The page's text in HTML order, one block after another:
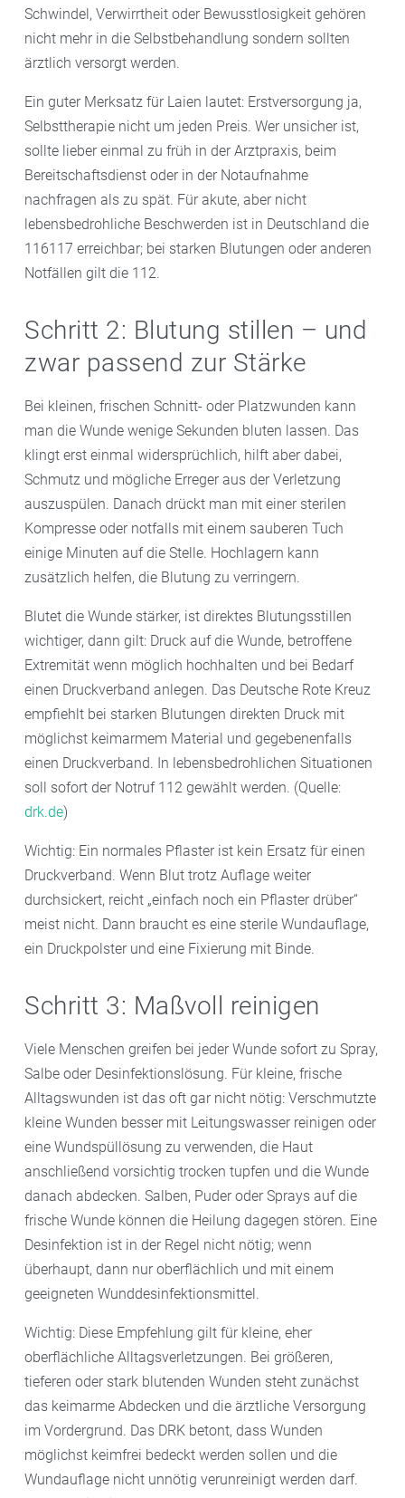
Schwindel, Verwirrtheit oder Bewusstlosigkeit gehören
nicht mehr in die Selbstbehandlung sondern sollten
ärztlich versorgt werden.
Ein guter Merksatz für Laien lautet: Erstversorgung ja,
Selbsttherapie nicht um jeden Preis. Wer unsicher ist,
sollte lieber einmal zu früh in der Arztpraxis, beim
Bereitschaftsdienst oder in der Notaufnahme
nachfragen als zu spät. Für akute, aber nicht
lebensbedrohliche Beschwerden ist in Deutschland die
116117 erreichbar; bei starken Blutungen oder anderen
Notfällen gilt die 112.
Schritt 2: Blutung stillen – und
zwar passend zur Stärke
Bei kleinen, frischen Schnitt- oder Platzwunden kann
man die Wunde wenige Sekunden bluten lassen. Das
klingt erst einmal widersprüchlich, hilft aber dabei,
Schmutz und mögliche Erreger aus der Verletzung
auszuspülen. Danach drückt man mit einer sterilen
Kompresse oder notfalls mit einem sauberen Tuch
einige Minuten auf die Stelle. Hochlagern kann
zusätzlich helfen, die Blutung zu verringern.
Blutet die Wunde stärker, ist direktes Blutungsstillen
wichtiger, dann gilt: Druck auf die Wunde, betroffene
Extremität wenn möglich hochhalten und bei Bedarf
einen Druckverband anlegen. Das Deutsche Rote Kreuz
empfiehlt bei starken Blutungen direkten Druck mit
möglichst keimarmem Material und gegebenenfalls
einen Druckverband. In lebensbedrohlichen Situationen
soll sofort der Notruf 112 gewählt werden. (Quelle:
drk.de)
Wichtig: Ein normales Pflaster ist kein Ersatz für einen
Druckverband. Wenn Blut trotz Auflage weiter
durchsickert, reicht „einfach noch ein Pflaster drüber“
meist nicht. Dann braucht es eine sterile Wundauflage,
ein Druckpolster und eine Fixierung mit Binde.
Schritt 3: Maßvoll reinigen
Viele Menschen greifen bei jeder Wunde sofort zu Spray,
Salbe oder Desinfektionslösung. Für kleine, frische
Alltagswunden ist das oft gar nicht nötig: Verschmutzte
kleine Wunden besser mit Leitungswasser reinigen oder
eine Wundspüllösung zu verwenden, die Haut
anschließend vorsichtig trocken tupfen und die Wunde
danach abdecken. Salben, Puder oder Sprays auf die
frische Wunde können die Heilung dagegen stören. Eine
Desinfektion ist in der Regel nicht nötig; wenn
überhaupt, dann nur oberflächlich und mit einem
geeigneten Wunddesinfektionsmittel.
Wichtig: Diese Empfehlung gilt für kleine, eher
oberflächliche Alltagsverletzungen. Bei größeren,
tieferen oder stark blutenden Wunden steht zunächst
das keimarme Abdecken und die ärztliche Versorgung
im Vordergrund. Das DRK betont, dass Wunden
möglichst keimfrei bedeckt werden sollen und die
Wundauflage nicht unnötig verunreinigt werden darf.